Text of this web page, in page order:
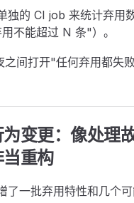
独的 CI job 来统计弃用
用不能超过 N 条"）。
之间打开"任何弃用都失
变更：像处理
重构
了一批弃用特性和几个